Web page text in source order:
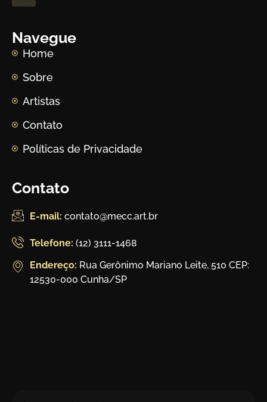
Navegue
Home
Sobre
Artistas
Contato
Políticas de Privacidade
Contato
E-mail: contato@mecc.art.br
Telefone: (12) 3111-1468
Endereço: Rua Gerônimo Mariano Leite, 510 CEP:
12530-000 Cunha/SP